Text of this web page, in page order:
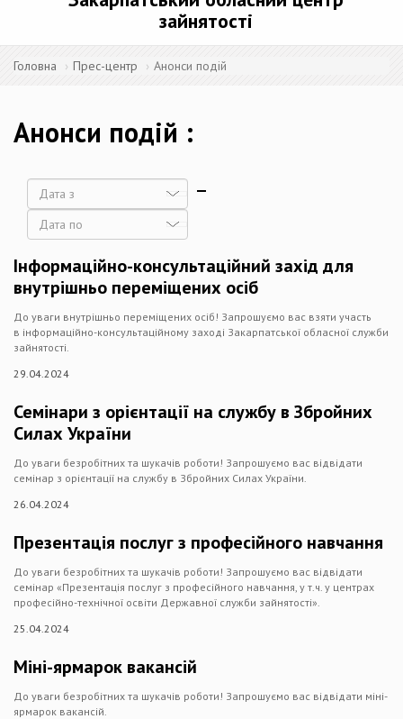
зайнятості
Головна Прес-центр Анонси подій
Анонси подій
Дата
Інформаційно-консультаційний захід для
внутрішньо переміщених осіб
До уваги внутрішньо переміщених осіб! Запрошуємо вас взяти участь
в інформаційно-консультаційному заході Закарпатської обласної служби
зайнятості.
29.04.2024
Семінари з орієнтації на службу в Збройних
Силах України
До уваги безробітних та шукачів роботи! Запрошуємо вас відвідати
семінар з орієнтації на службу в Збройних Силах України.
26.04.2024
Презентація послуг з професійного навчання
До уваги безробітних та шукачів роботи! Запрошуємо вас відвідати
семінар «Презентація послуг з професійного навчання, у т.ч. у центрах
професійно-технічної освіти Державної служби зайнятості».
25.04.2024
Міні-ярмарок вакансій
До уваги безробітних та шукачів роботи! Запрошуємо вас відвідати міні-
ярмарок вакансій.